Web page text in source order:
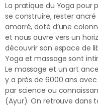
La pratique du Yoga pour
se construire, rester
amarré, doté d’une
et nous ouvre vers un
découvrir son espace de
Yoga et massage sont
Le massage et un art
y a près de 6000 ans avec
par science ou
(Ayur). On retrouve dans